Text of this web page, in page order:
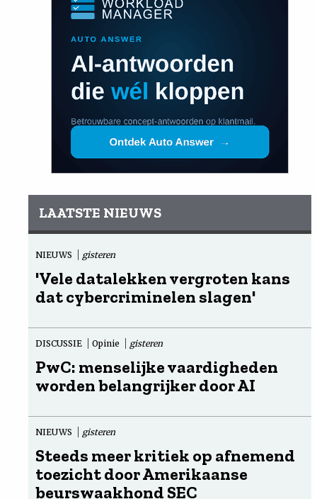
LAATSTE NIEUWS
NIEUWS gisteren
'Vele datalekken vergroten kans
dat cybercriminelen slagen'
DISCUSSIE Opinie gisteren
PwC: menselijke vaardigheden
worden belangrijker door AI
NIEUWS gisteren
Steeds meer kritiek op afnemend
toezicht door Amerikaanse
beurswaakhond SEC